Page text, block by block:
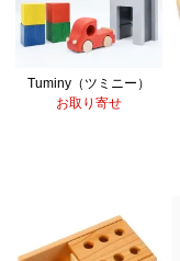
Tuminy（ツミニー）
お取り寄せ